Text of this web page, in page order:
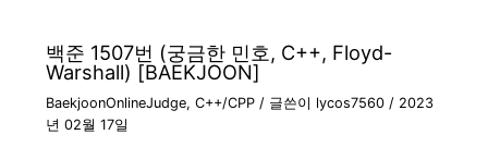
백준 1507번 (궁금한 민호, C++, Floyd-
Warshall) [BAEKJOON]
BaekjoonOnlineJudge, C++/CPP/ 글쓴이 lycos7560 / 2023
년 02월 17일